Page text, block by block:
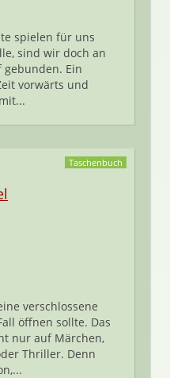
spielen für uns
sind wir doch an
Ein
vorwärts und
Taschenbuch
verschlossene
öffnen sollte. Das
nur auf Märchen,
Thriller. Denn